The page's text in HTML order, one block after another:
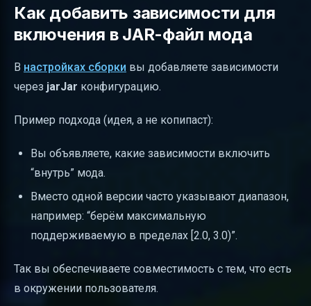
Как добавить зависимости для
включения в JAR-файл мода
В настройках сборки вы добавляете зависимости
через jarJar конфигурацию.
Пример подхода (идея, а не копипаст):
Вы объявляете, какие зависимости включить
“внутрь” мода.
Вместо одной версии часто указывают диапазон,
например: “берём максимальную
поддерживаемую в пределах [2.0, 3.0)”.
Так вы обеспечиваете совместимость с тем, что есть
в окружении пользователя.